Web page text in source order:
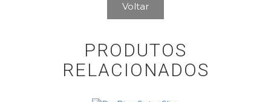
Voltar
PRODUTOS
RELACIONADOS